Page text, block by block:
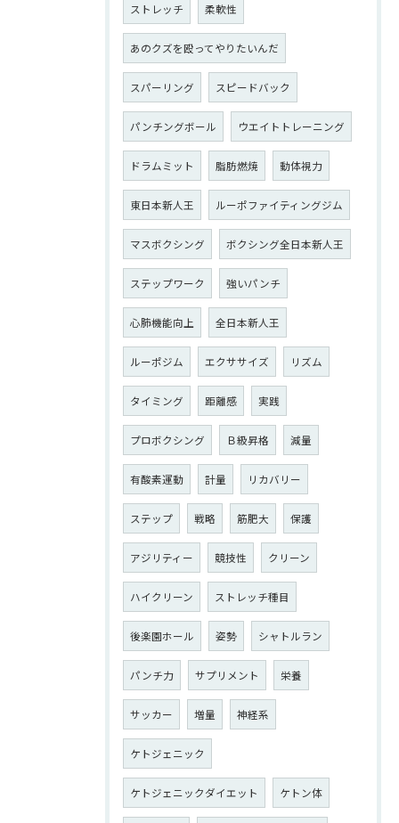
ストレッチ 柔軟性
あのクズを殴ってやりたいんだ
スパーリング スピードバック
パンチングボール ウエイトトレーニング
ドラムミット 脂肪燃焼 動体視力
東日本新人王 ルーポファイティングジム
マスボクシング ボクシング全日本新人王
ステップワーク 強いパンチ
心肺機能向上 全日本新人王
ルーポジム エクササイズ リズム
タイミング 距離感 実践
プロボクシング Ｂ級昇格 減量
有酸素運動 計量 リカバリー
ステップ 戦略 筋肥大 保護
アジリティー 競技性 クリーン
ハイクリーン ストレッチ種目
後楽園ホール 姿勢 シャトルラン
パンチ力 サプリメント 栄養
サッカー 増量 神経系
ケトジェニック
ケトジェニックダイエット ケトン体